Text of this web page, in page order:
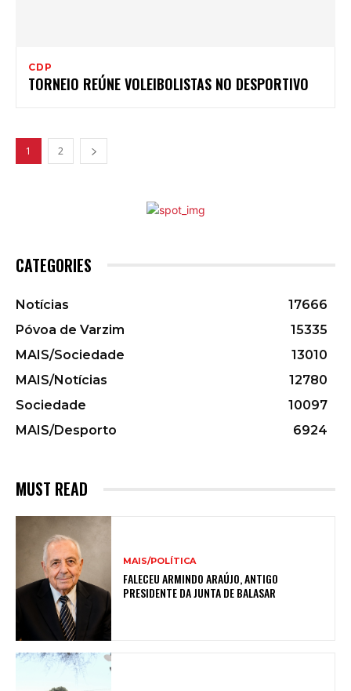
CDP
TORNEIO REÚNE VOLEIBOLISTAS NO DESPORTIVO
1 2
CATEGORIES
Notícias
17666
Póvoa de Varzim
15335
MAIS/Sociedade
13010
MAIS/Notícias
12780
Sociedade
10097
MAIS/Desporto
6924
MUST READ
MAIS/POLÍTICA
FALECEU ARMINDO ARAÚJO, ANTIGO
PRESIDENTE DA JUNTA DE BALASAR